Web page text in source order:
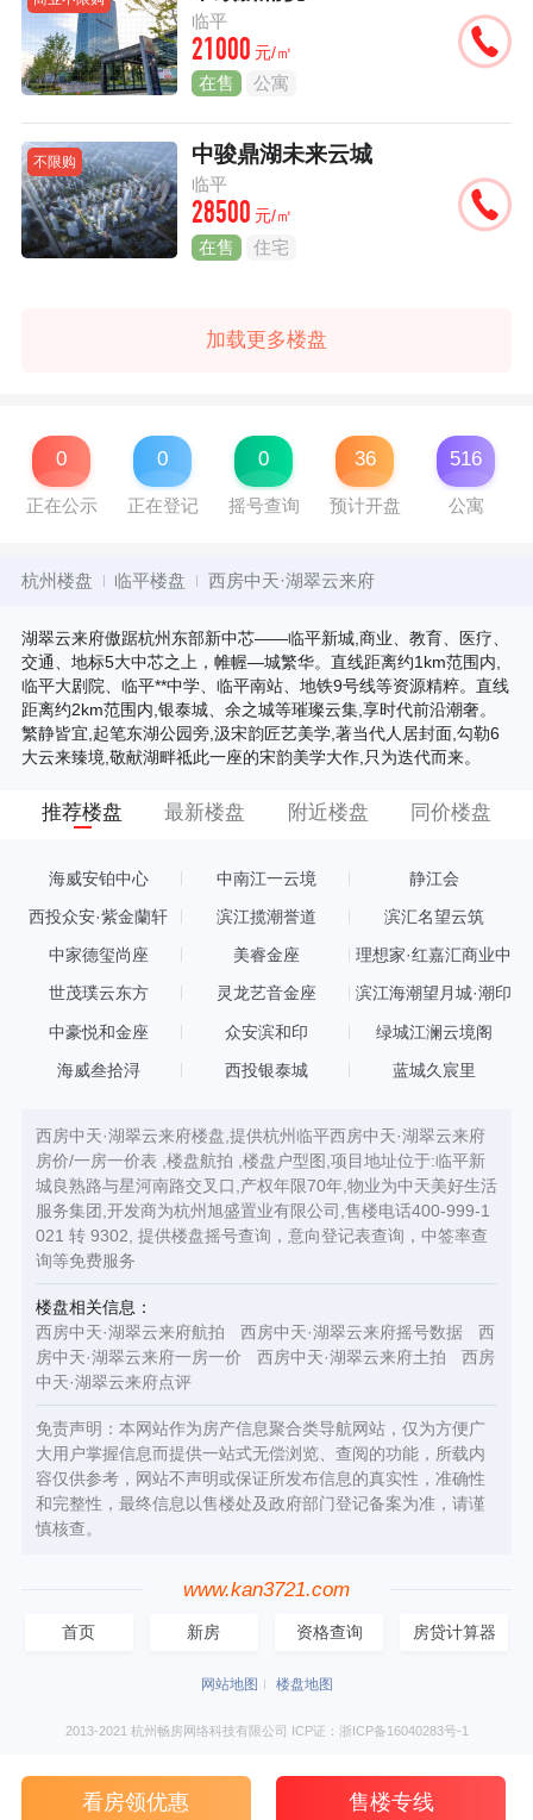
临平
21000 元/㎡
在售 公寓
不限购 中骏鼎湖未来云城
临平
28500 元/㎡
在售 住宅
加载更多楼盘
0
正在公示
0
正在登记
0
摇号查询
36
预计开盘
516
公寓
杭州楼盘 临平楼盘 西房中天·湖翠云来府
湖翠云来府傲踞杭州东部新中芯——临平新城,商业、教育、医疗、
交通、地标5大中芯之上，帷幄—城繁华。直线距离约1km范围内,
临平大剧院、临平**中学、临平南站、地铁9号线等资源精粹。直线
距离约2km范围内,银泰城、余之城等璀璨云集,享时代前沿潮奢。
繁静皆宜,起笔东湖公园旁,汲宋韵匠艺美学,著当代人居封面,勾勒6
大云来臻境,敬献湖畔祗此一座的宋韵美学大作,只为迭代而来。
推荐楼盘 最新楼盘 附近楼盘 同价楼盘
海威安铂中心 中南江一云境 静江会
西投众安·紫金蘭轩 滨江揽潮誉道 滨汇名望云筑
中家德玺尚座 美睿金座
理想家·红嘉汇商业中
世茂璞云东方 灵龙艺音金座 滨江海潮望月城·潮印
中豪悦和金座 众安滨和印 绿城江澜云境阁
海威叁拾浔 西投银泰城 蓝城久宸里
西房中天·湖翠云来府楼盘,提供杭州临平西房中天·湖翠云来府
房价/一房一价表 ,楼盘航拍 ,楼盘户型图,项目地址位于:临平新
城良熟路与星河南路交叉口,产权年限70年,物业为中天美好生活
服务集团,开发商为杭州旭盛置业有限公司,售楼电话400-999-1
021 转 9302, 提供楼盘摇号查询，意向登记表查询，中签率查
询等免费服务
楼盘相关信息：
西房中天·湖翠云来府航拍
西房中天·湖翠云来府摇号数据
西
房中天·湖翠云来府一房一价
西房中天·湖翠云来府土拍
西房
中天·湖翠云来府点评
免责声明：本网站作为房产信息聚合类导航网站，仅为方便广
大用户掌握信息而提供一站式无偿浏览、查阅的功能，所载内
容仅供参考，网站不声明或保证所发布信息的真实性，准确性
和完整性，最终信息以售楼处及政府部门登记备案为准，请谨
慎核查。
www.kan3721.com
首页 新房 资格查询 房贷计算器
网站地图 楼盘地图
2013-2021 杭州畅房网络科技有限公司 ICP证：浙ICP备16040283号-1
看房领优惠 售楼专线